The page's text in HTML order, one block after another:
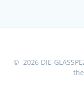
© 2026 DIE-
the